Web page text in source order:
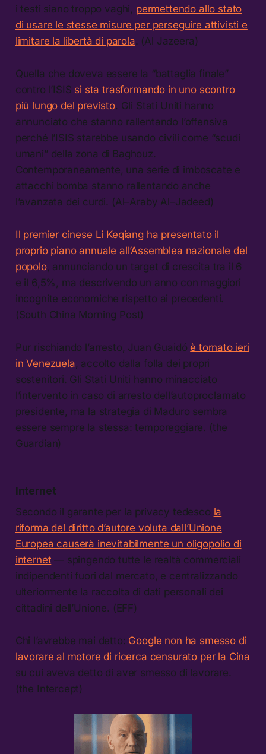
i testi siano troppo vaghi, permettendo allo stato
di usare le stesse misure per perseguire attivisti e
limitare la libertà di parola. (Al Jazeera)
Quella che doveva essere la “battaglia finale”
contro l’ISIS si sta trasformando in uno scontro
più lungo del previsto. Gli Stati Uniti hanno
annunciato che stanno rallentando l’offensiva
perché l’ISIS starebbe usando civili come “scudi
umani” della zona di Baghouz.
Contemporaneamente, una serie di imboscate e
attacchi bomba stanno rallentando anche
l’avanzata dei curdi. (Al–Araby Al–Jadeed)
Il premier cinese Li Keqiang ha presentato il
proprio piano annuale all’Assemblea nazionale del
popolo, annunciando un target di crescita tra il 6
e il 6,5%, ma descrivendo un anno con maggiori
incognite economiche rispetto ai precedenti.
(South China Morning Post)
Pur rischiando l’arresto, Juan Guaidó è tornato ieri
in Venezuela, accolto dalla folla dei propri
sostenitori. Gli Stati Uniti hanno minacciato
l’intervento in caso di arresto dell’autoproclamato
presidente, ma la strategia di Maduro sembra
essere sempre la stessa: temporeggiare. (the
Guardian)
Internet
Secondo il garante per la privacy tedesco la
riforma del diritto d’autore voluta dall’Unione
Europea causerà inevitabilmente un oligopolio di
internet — spingendo tutte le realtà commerciali
indipendenti fuori dal mercato, e centralizzando
ulteriormente la raccolta di dati personali dei
cittadini dell’Unione. (EFF)
Chi l’avrebbe mai detto: Google non ha smesso di
lavorare al motore di ricerca censurato per la Cina
su cui aveva detto di aver smesso di lavorare.
(the Intercept)